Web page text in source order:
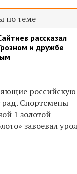
по теме
рассказал
и дружбе
российскую
Спортсмены
1 золотой
завоевал